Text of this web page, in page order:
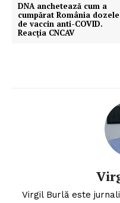
DNA anchetează cum a
cumpărat România dozele
de vaccin anti-COVID.
Reacția CNCAV
Virgil Burlă este